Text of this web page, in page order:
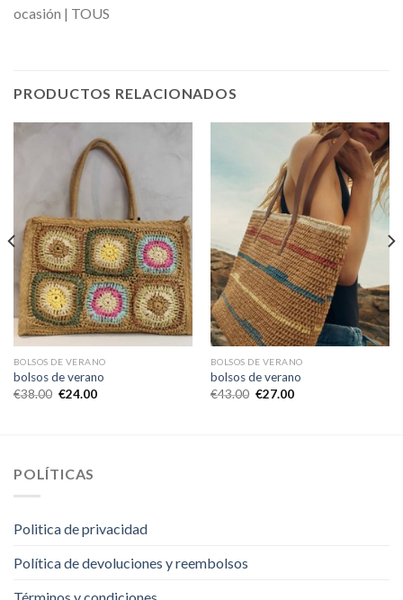
ocasión | TOUS
PRODUCTOS RELACIONADOS
BOLSOS DE VERANO
bolsos de verano
€38.00 €24.00
BOLSOS DE VERANO
bolsos de verano
€43.00 €27.00
POLÍTICAS
Politica de privacidad
Política de devoluciones y reembolsos